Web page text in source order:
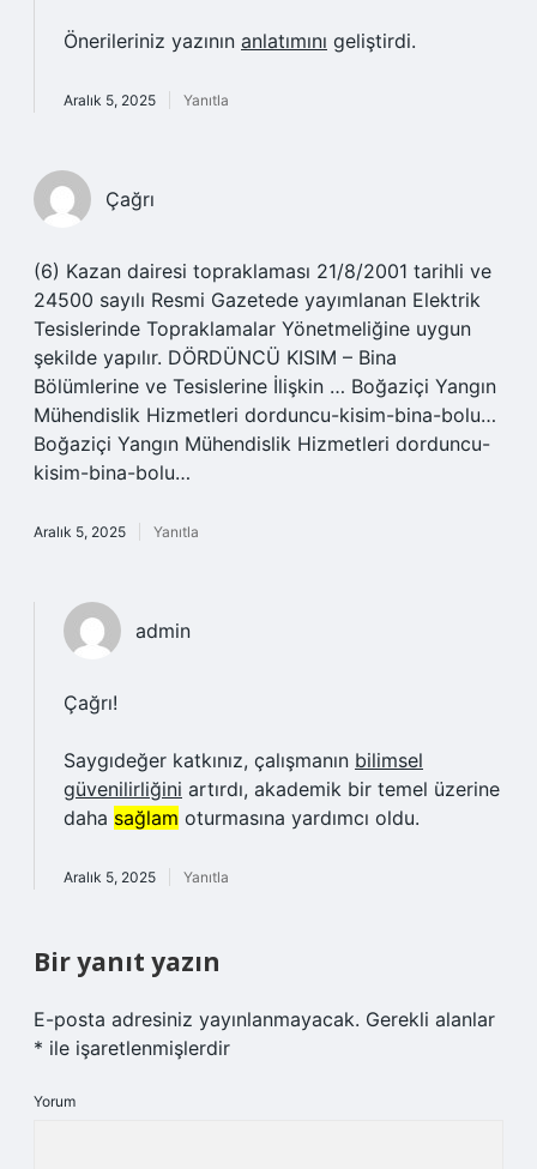
Önerileriniz yazının anlatımını geliştirdi.
Aralık 5, 2025 Yanıtla
Çağrı
(6) Kazan dairesi topraklaması 21/8/2001 tarihli ve
24500 sayılı Resmi Gazetede yayımlanan Elektrik
Tesislerinde Topraklamalar Yönetmeliğine uygun
şekilde yapılır. DÖRDÜNCÜ KISIM – Bina
Bölümlerine ve Tesislerine İlişkin … Boğaziçi Yangın
Mühendislik Hizmetleri dorduncu-kisim-bina-bolu…
Boğaziçi Yangın Mühendislik Hizmetleri dorduncu-
kisim-bina-bolu…
Aralık 5, 2025 Yanıtla
admin
Çağrı!
Saygıdeğer katkınız, çalışmanın bilimsel
güvenilirliğini artırdı, akademik bir temel üzerine
daha sağlam oturmasına yardımcı oldu.
Aralık 5, 2025 Yanıtla
Bir yanıt yazın
E-posta adresiniz yayınlanmayacak. Gerekli alanlar
* ile işaretlenmişlerdir
Yorum